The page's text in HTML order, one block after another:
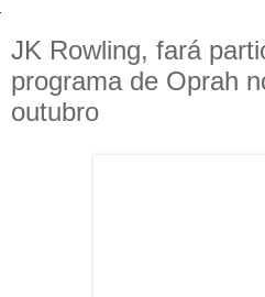
JK Rowling, fará
programa de Oprah
outubro